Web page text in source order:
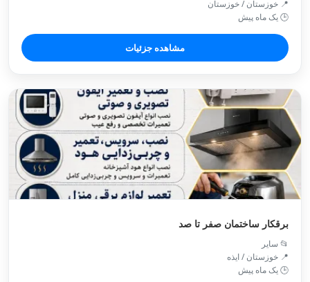
📍 خوزستان / خوزستان
🕒 یک ماه پیش
مشاهده جزئیات
برقکار ساختمان صفر تا صد
📂 سایر
📍 خوزستان / ايذه
🕒 یک ماه پیش